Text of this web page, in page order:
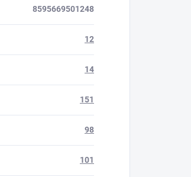
8595669501248
12
14
151
98
101